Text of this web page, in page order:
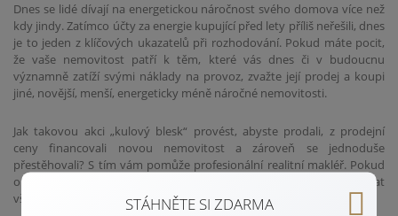
Dnes se lidé dívají na energetickou náročnost svého domova více než
kdy jindy. Zatímco účty za energie kupující před lety příliš neřešili, dnes
je to jeden z klíčových ukazatelů při rozhodování. Pokud máte pocit,
že vaše nemovitost patří k těm, které vás dnes či v budoucnu
významně zatíží svými náklady na provoz, zvažte její prodej a koupi
jiné, novější, menší, energeticky méně náročné nemovitosti.
Jak takovou akci „kulový blesk“ provést, abyste prodali, z prodejní
ceny financovali novou nemovitost a zároveň se jednoduše
přestěhovali? S tím vám pomůže profesionální realitní makléř. Pokud
o takové změně uvažujete, ozvěte se mi a můžeme společně probrat
všechny možnosti.
STÁHNĚTE SI ZDARMA